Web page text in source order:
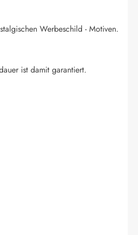
Werbeschild - Motiven.
ist damit garantiert.